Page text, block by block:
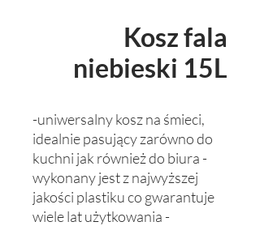
Kosz fala
niebieski 15L
-uniwersalny kosz na śmieci,
idealnie pasujący zarówno do
kuchni jak również do biura -
wykonany jest z najwyższej
jakości plastiku co gwarantuje
wiele lat użytkowania -